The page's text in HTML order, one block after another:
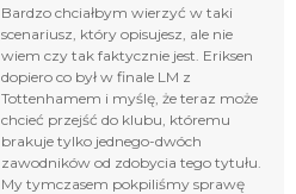
Bardzo chciałbym wierzyć w taki
scenariusz, który opisujesz, ale nie
wiem czy tak faktycznie jest. Eriksen
dopiero co był w finale LM z
Tottenhamem i myślę, że teraz może
chcieć przejść do klubu, któremu
brakuje tylko jednego-dwóch
zawodników od zdobycia tego tytułu.
My tymczasem pokpiliśmy sprawę